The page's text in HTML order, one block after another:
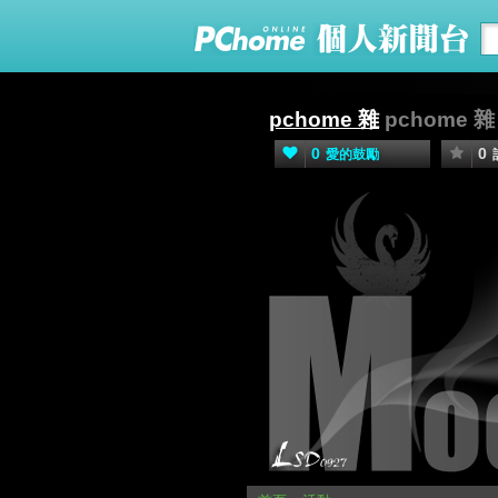
pchome 雜 pchome 雜
0 愛的鼓勵 0